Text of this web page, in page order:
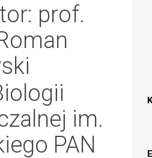
prof.
im.
PAN